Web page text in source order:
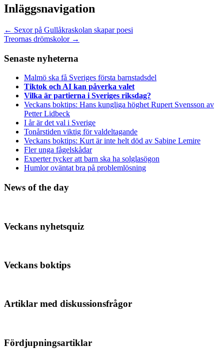
Inläggsnavigation
← Sexor på Gullåkraskolan skapar poesi
Treornas drömskolor →
Senaste nyheterna
Malmö ska få Sveriges första barnstadsdel
Tiktok och AI kan påverka valet
Vilka är partierna i Sveriges riksdag?
Veckans boktips: Hans kungliga höghet Rupert Svensson av
Petter Lidbeck
I år är det val i Sverige
Tonårstiden viktig för valdeltagande
Veckans boktips: Kurt är inte helt död av Sabine Lemire
Fler unga fågelskådar
Experter tycker att barn ska ha solglasögon
Humlor oväntat bra på problemlösning
News of the day
Veckans nyhetsquiz
Veckans boktips
Artiklar med diskussionsfrågor
Fördjupningsartiklar